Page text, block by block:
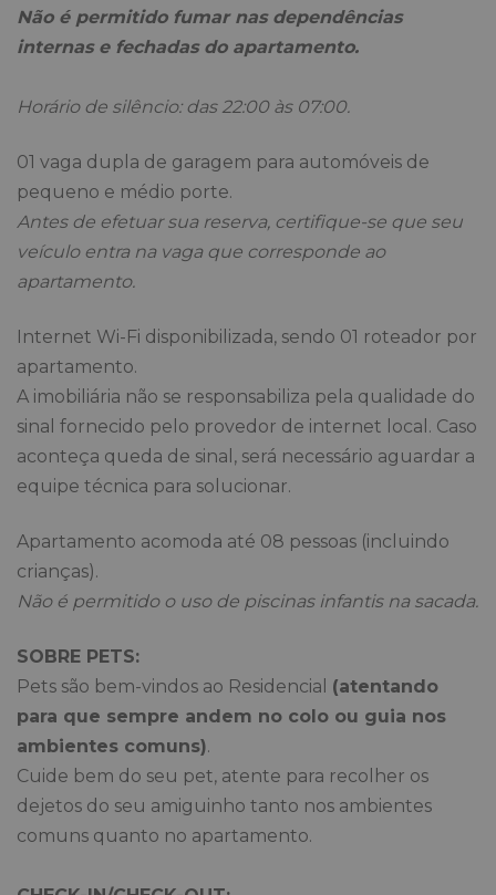
Não é permitido fumar nas dependências
internas e fechadas do apartamento.
Horário de silêncio: das 22:00 às 07:00.
01 vaga dupla de garagem para automóveis de
pequeno e médio porte.
Antes de efetuar sua reserva, certifique-se que seu
veículo entra na vaga que corresponde ao
apartamento.
Internet Wi-Fi disponibilizada, sendo 01 roteador por
apartamento.
A imobiliária não se responsabiliza pela qualidade do
sinal fornecido pelo provedor de internet local. Caso
aconteça queda de sinal, será necessário aguardar a
equipe técnica para solucionar.
Apartamento acomoda até 08 pessoas (incluindo
crianças).
Não é permitido o uso de piscinas infantis na sacada.
SOBRE PETS:
Pets são bem-vindos ao Residencial (atentando
para que sempre andem no colo ou guia nos
ambientes comuns).
Cuide bem do seu pet, atente para recolher os
dejetos do seu amiguinho tanto nos ambientes
comuns quanto no apartamento.